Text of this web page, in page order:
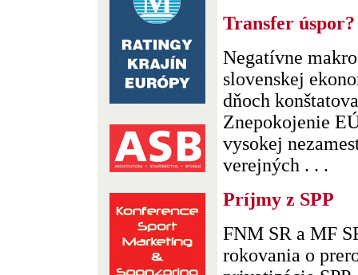
Transfer úspor?
Negatívne
slovenskej
dňoch
Znepokojenie
vysokej
verejných . . .
Príjmy z SPP
FNM SR a MF
rokovania o